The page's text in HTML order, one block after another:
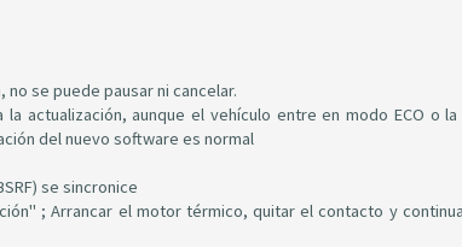
se puede pausar ni cancelar.
actualización, aunque el vehículo entre en modo ECO o la
del nuevo software es normal
se sincronice
; Arrancar el motor térmico, quitar el contacto y